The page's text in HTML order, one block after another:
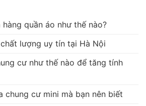
quần áo như thế nào?
lượng uy tín tại Hà Nội
cư như thế nào để tăng tính
chung cư mini mà bạn nên biết